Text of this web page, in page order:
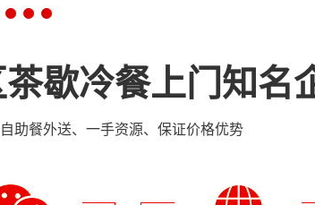
歇冷餐上门知名
助餐外送、一手资源、保证价格优势